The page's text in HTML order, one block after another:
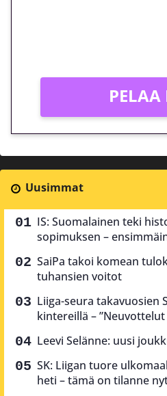
PELAA
Uusimmat
IS: Suomalainen teki
sopimuksen –
SaiPa takoi komean
tuhansien voitot
Liiga-seura takavuosien
kintereillä – ”Neuvottelut
Leevi Selänne: uusi
SK: Liigan tuore
heti – tämä on tilanne